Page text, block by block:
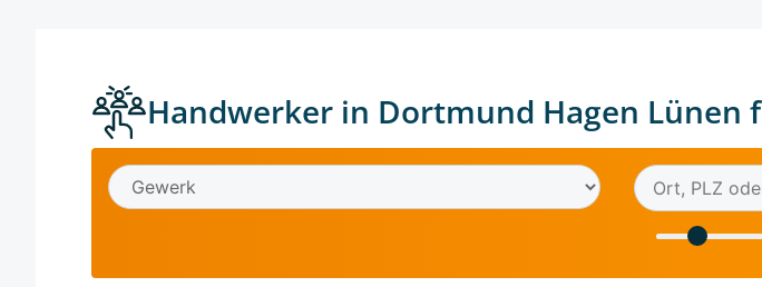
Handwerker in Dortmund Hagen Lünen